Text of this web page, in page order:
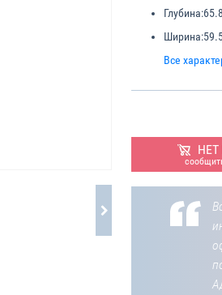
Глубина:
Ширина:
Все